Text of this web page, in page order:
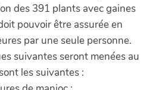
des 391 plants avec gaines
pouvoir être assurée en
par une seule personne.
suivantes seront menées au
les suivantes :